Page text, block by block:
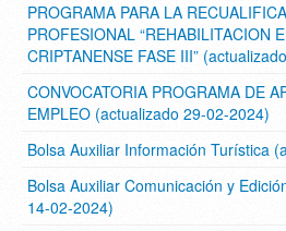
PROGRAMA PARA LA
PROFESIONAL “REHABILITACION
CRIPTANENSE FASE III”
CONVOCATORIA PROGRAMA DE
EMPLEO (actualizado 29-02-2024)
Bolsa Auxiliar Información Turística
Bolsa Auxiliar Comunicación y
14-02-2024)